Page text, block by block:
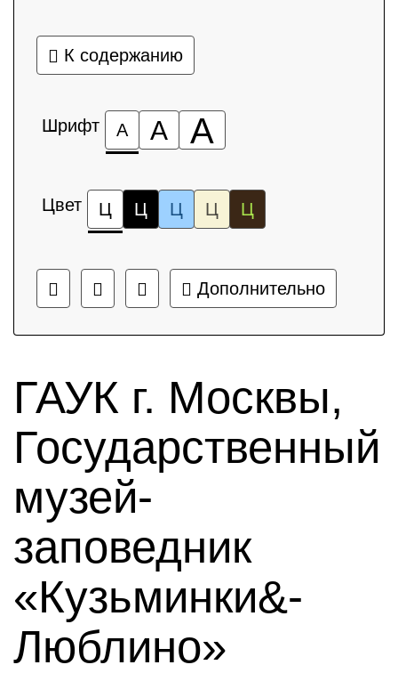
К содержанию
Шрифт А А А
Цвет Ц Ц Ц Ц Ц
Дополнительно
ГАУК г. Москвы,
Государственный
музей-
заповедник
«Кузьминки&-
Люблино»